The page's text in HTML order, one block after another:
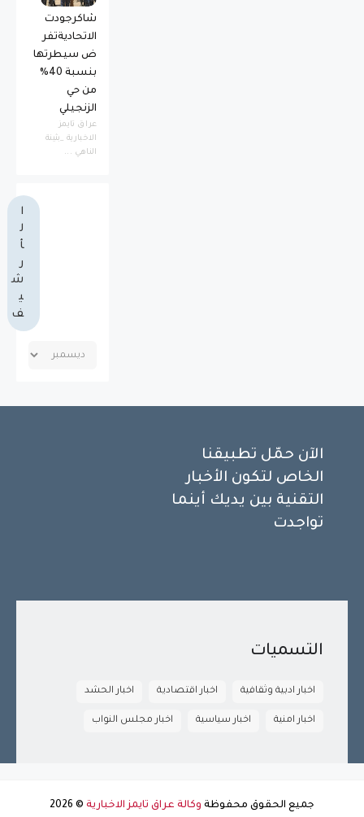
شاكرجودت
الاتحاديةتفر
ض سيطرتها
بنسبة 40%
من حي
الزنجيلي
عراق تايمز
الاخبارية _بثينة
الناهي ...
ا
ل
أ
ر
ش
ي
ف
الآن حمّل تطبيقنا
الخاص لتكون الأخبار
التقنية بين يديك أينما
تواجدت
التسميات
اخبار ادبية وثقافية اخبار اقتصادية اخبار الحشد
اخبار امنية اخبار سياسية اخبار مجلس النواب
جميع الحقوق محفوظة وكالة عراق تايمز الاخبارية ©
2026